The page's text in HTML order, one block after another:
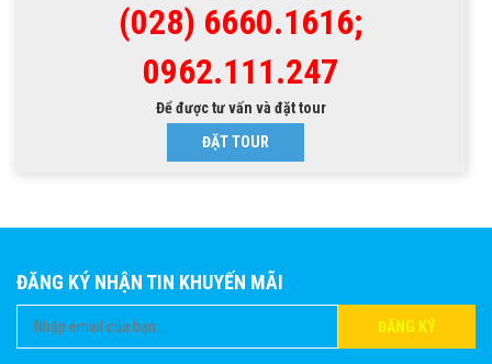
(028) 6660.1616;
0962.111.247
Để được tư vấn và đặt tour
ĐẶT TOUR
ĐĂNG KÝ NHẬN TIN KHUYẾN MÃI
ĐĂNG KÝ